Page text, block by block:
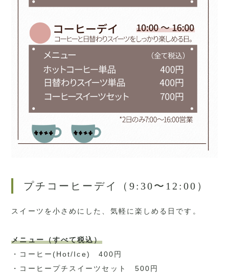
プチコーヒーデイ（9:30〜12:00）
スイーツを小さめにした、気軽に楽しめる日です。
メニュー（すべて税込）
・コーヒー(Hot/Ice) 400円
・コーヒープチスイーツセット 500円